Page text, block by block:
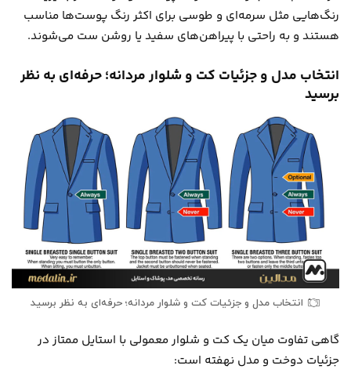
رنگ‌هایی مثل سرمه‌ای و طوسی برای اکثر رنگ پوست‌ها مناسب
هستند و به راحتی با پیراهن‌های سفید یا روشن ست می‌شوند.
انتخاب مدل و جزئیات کت و شلوار مردانه؛ حرفه‌ای به نظر
برسید
انتخاب مدل و جزئیات کت و شلوار مردانه؛ حرفه‌ای به نظر برسید
گاهی تفاوت میان یک کت و شلوار معمولی با استایل ممتاز در
جزئیات دوخت و مدل نهفته است: